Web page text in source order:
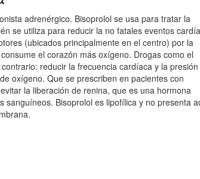
adrenérgico. Bisoprolol se usa para tratar la
se utiliza para reducir la no fatales eventos
(ubicados principalmente en el centro) por la
el corazón más oxígeno. Drogas como el
reducir la frecuencia cardíaca y la
oxígeno. Que se prescriben en pacientes con
la liberación de renina, que es una hormona
Bisoprolol es lipofílica y no presenta